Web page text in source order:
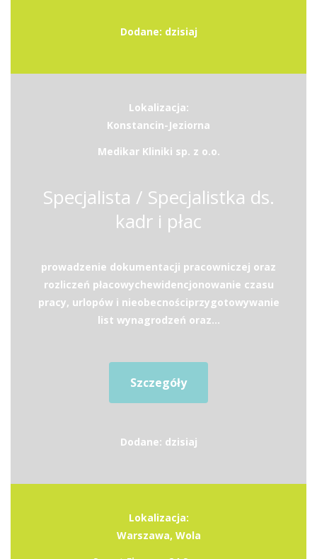
Dodane: dzisiaj
Lokalizacja:
Konstancin-Jeziorna
Medikar Kliniki sp. z o.o.
Specjalista / Specjalistka ds.
kadr i płac
prowadzenie dokumentacji pracowniczej oraz
rozliczeń płacowychewidencjonowanie czasu
pracy, urlopów i nieobecnościprzygotowywanie
list wynagrodzeń oraz...
Szczegóły
Dodane: dzisiaj
Lokalizacja:
Warszawa, Wola